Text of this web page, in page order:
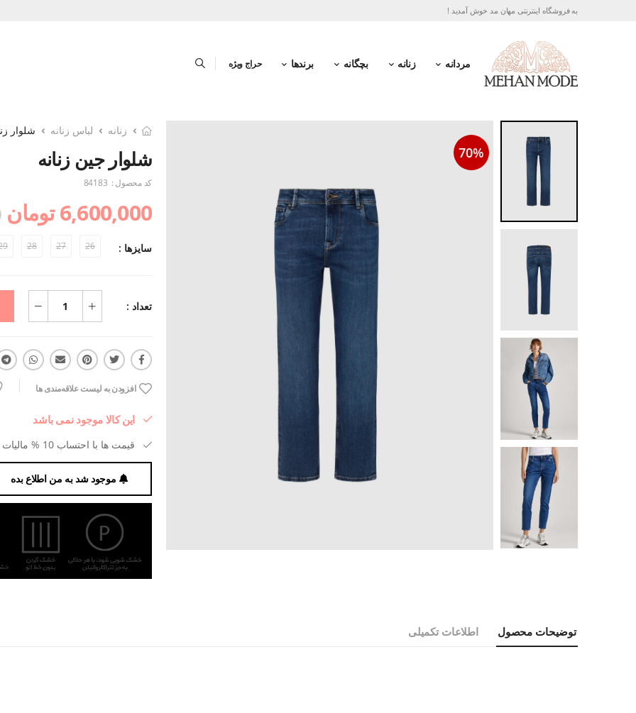
به فروشگاه اینترنتی مهان مد خوش آمدید !
مردانه زنانه بچگانه برندها حراج ویژه
70%
زنانه لباس زنانه شلوار
شلوار جین زنانه
کد محصول : 84183
6,600,000 تومان
سایزها : 26
27
28
تعداد :
افزودن به لیست علاقه‌مندی ها
این کالا موجود نمی باشد
قیمت ها با احتساب 10 % مالیات بر ارزش افزوده می باشد.
موجود شد به من اطلاع بده
توضیحات محصول اطلاعات تکمیلی